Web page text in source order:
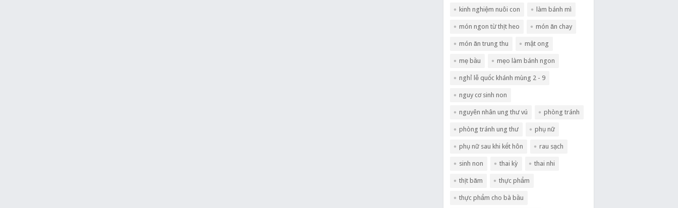
kinh nghiệm nuôi con làm bánh mì
món ngon từ thịt heo món ăn chay
món ăn trung thu mật ong
mẹ bầu mẹo làm bánh ngon
nghỉ lễ quốc khánh mùng 2 - 9
nguy cơ sinh non
nguyên nhân ung thư vú phòng tránh
phòng tránh ung thư phụ nữ
phụ nữ sau khi kết hôn rau sạch
sinh non thai kỳ thai nhi
thịt băm thực phẩm
thực phẩm cho bà bầu